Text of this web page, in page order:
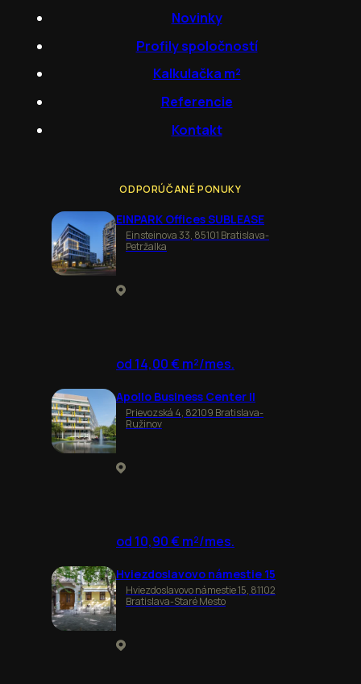
Novinky
Profily spoločností
Kalkulačka m²
Referencie
Kontakt
ODPORÚČANÉ PONUKY
EINPARK Offices SUBLEASE
Einsteinova 33, 85101 Bratislava-
Petržalka
od 14,00 € m²/mes.
Apollo Business Center II
Prievozská 4, 82109 Bratislava-
Ružinov
od 10,90 € m²/mes.
Hviezdoslavovo námestie 15
Hviezdoslavovo námestie 15, 81102
Bratislava-Staré Mesto